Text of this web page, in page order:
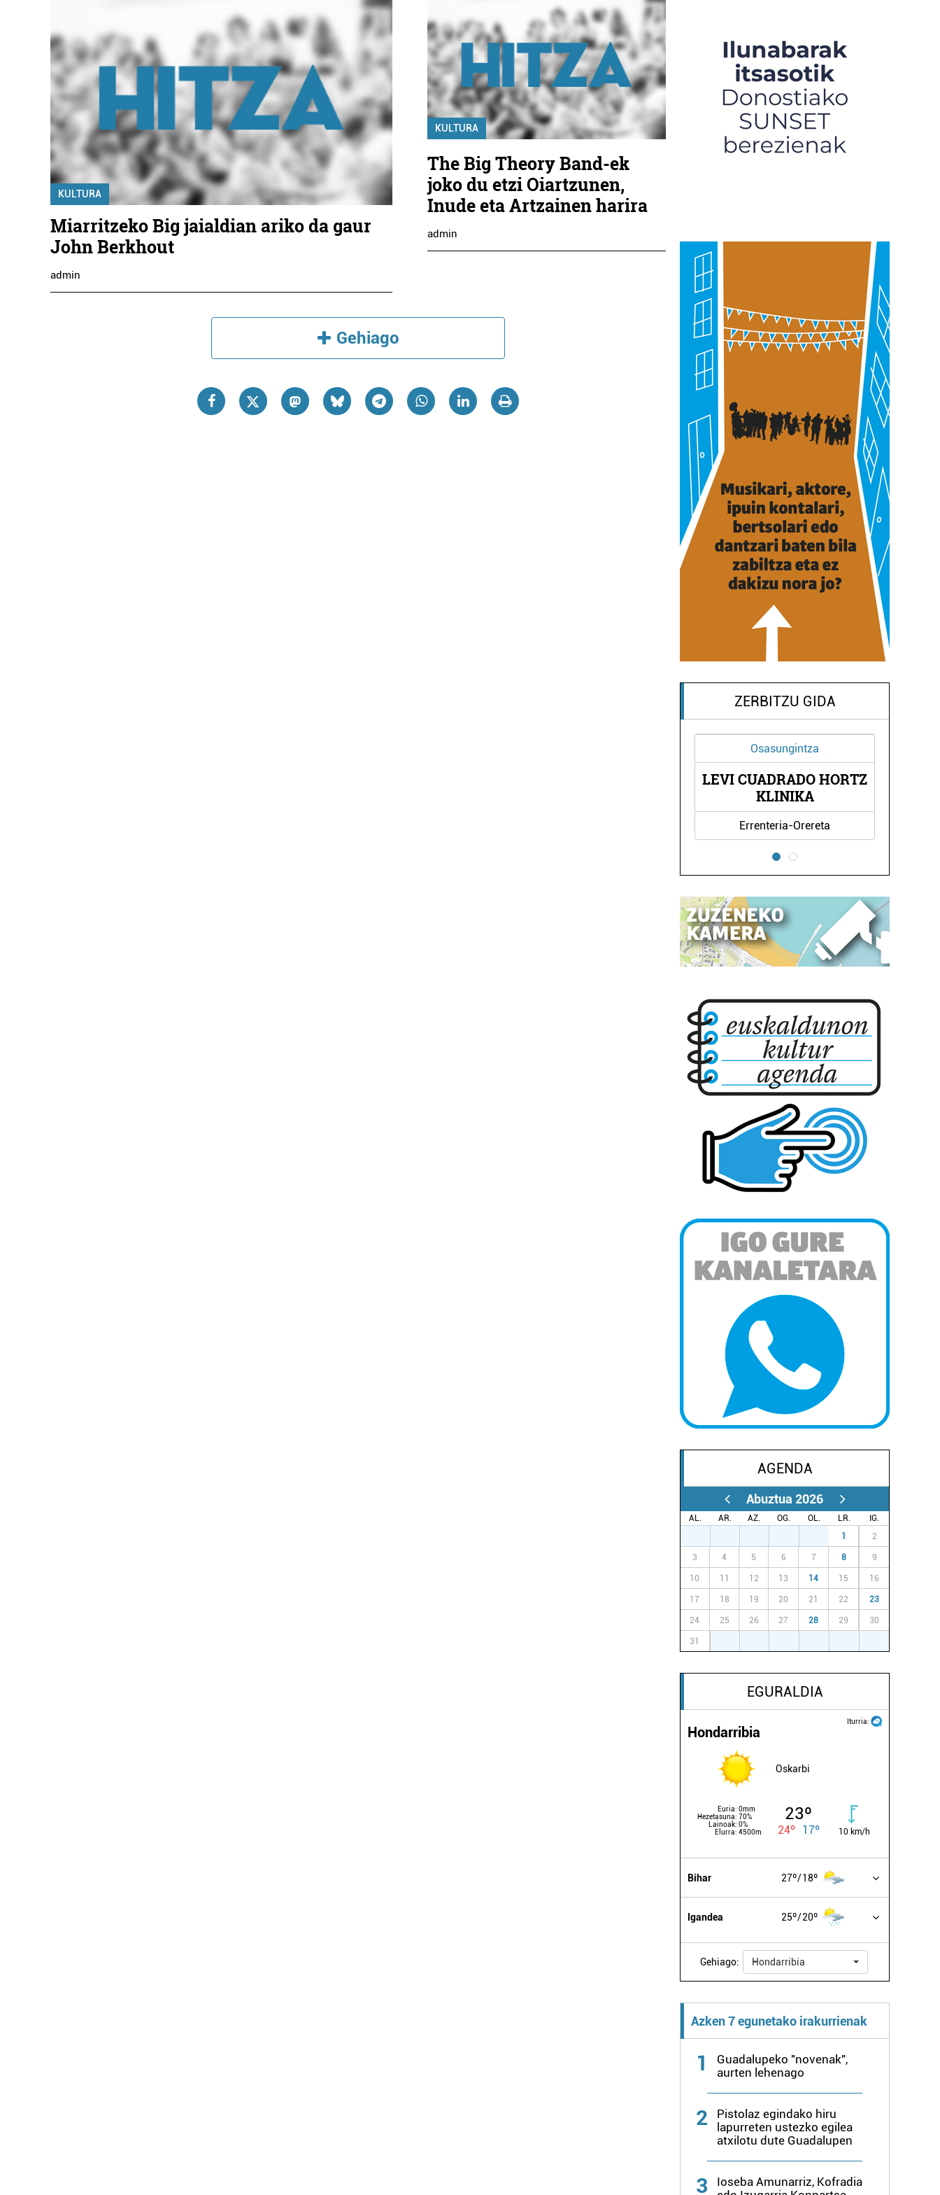
KULTURA
Miarritzeko Big jaialdian ariko da gaur
John Berkhout
admin
KULTURA
The Big Theory Band-ek
joko du etzi Oiartzunen,
Inude eta Artzainen harira
admin
Gehiago
ZERBITZU GIDA
Osasungintza
LEVI CUADRADO HORTZ
KLINIKA
Errenteria-Orereta
AGENDA
Abuztua 2026
AL. AR. AZ. OG. OL. LR.
IG.
1 2
3 4 5 6 7 8 9
10 11 12 13 14 15 16
17 18 19 20 21 22 23
24 25 26 27 28 29 30
31
EGURALDIA
Iturria:
Hondarribia
Oskarbi
Euria: 0mm
Hezetasuna: 70%
Lainoak: 0%
Elurra: 4500m
23º
24º 17º 10 km/h
Bihar 27º 18º
Igandea 25º 20º
Gehiago: Hondarribia
Azken 7 egunetako irakurrienak
1
Guadalupeko "novenak",
aurten lehenago
2
Pistolaz egindako hiru
lapurreten ustezko egilea
atxilotu dute Guadalupen
3
Ioseba Amunarriz, Kofradia